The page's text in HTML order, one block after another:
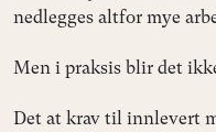
nedlegges altfor mye
Men i praksis blir det
Det at krav til innlevert